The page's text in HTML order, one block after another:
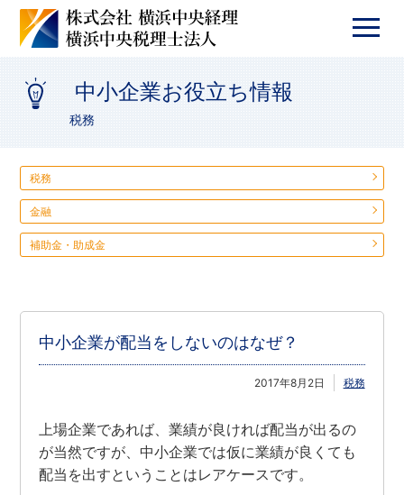
中小企業お役立ち情報
税務
税務
金融
補助金・助成金
中小企業が配当をしないのはなぜ？
2017年8月2日 税務
上場企業であれば、業績が良ければ配当が出るの
が当然ですが、中小企業では仮に業績が良くても
配当を出すということはレアケースです。